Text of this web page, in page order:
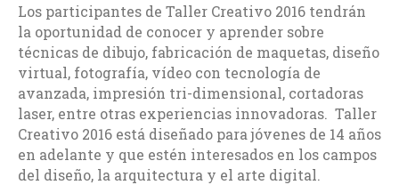
Los participantes de Taller Creativo 2016 tendrán
la oportunidad de conocer y aprender sobre
técnicas de dibujo, fabricación de maquetas, diseño
virtual, fotografía, vídeo con tecnología de
avanzada, impresión tri-dimensional, cortadoras
laser, entre otras experiencias innovadoras. Taller
Creativo 2016 está diseñado para jóvenes de 14 años
en adelante y que estén interesados en los campos
del diseño, la arquitectura y el arte digital.